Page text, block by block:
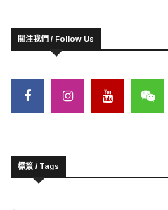
關注我們 / Follow Us
標簽 / Tags